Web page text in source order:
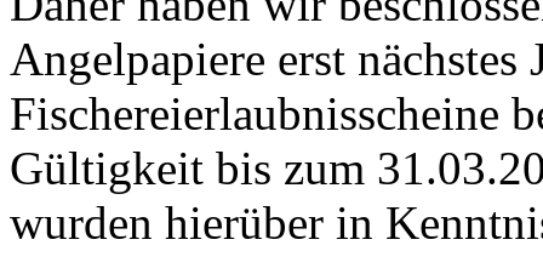
Angelpapiere erst nächstes
Fischereierlaubnisscheine
Gültigkeit bis zum
wurden hierüber in